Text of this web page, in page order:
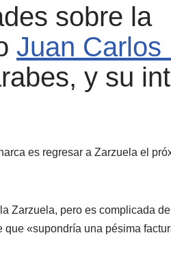
sobre la
Juan Carlos
y su
es regresar a Zarzuela el
Zarzuela, pero es complicada
«supondría una pésima